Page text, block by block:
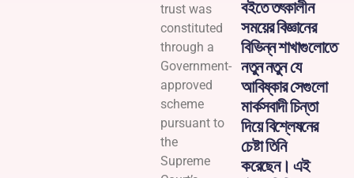
trust was
constituted
through a
Government-
approved
scheme
pursuant to
the
Supreme
বইতে তৎকালীন
সময়ের বিজ্ঞানের
বিভিন্ন শাখাগুলোতে
নতুন নতুন যে
আবিষ্কার সেগুলো
মার্কসবাদী চিন্তা
দিয়ে বিশ্লেষনের
চেষ্টা তিনি
করেছেন। এই